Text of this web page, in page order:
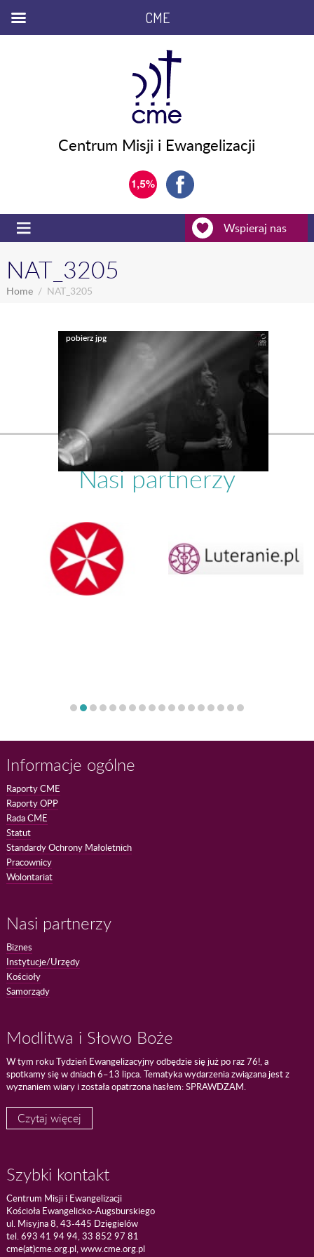
Centrum Misji i Ewangelizacji
Wspieraj nas
NAT_3205
Home NAT_3205
Nasi partnerzy
Informacje ogólne
Raporty CME
Raporty OPP
Rada CME
Statut
Standardy Ochrony Małoletnich
Pracownicy
Wolontariat
Nasi partnerzy
Biznes
Instytucje/Urzędy
Kościoły
Samorządy
Modlitwa i Słowo Boże
W tym roku Tydzień Ewangelizacyjny odbędzie się już po raz 76!, a
spotkamy się w dniach 6–13 lipca. Tematyka wydarzenia związana jest z
wyznaniem wiary i została opatrzona hasłem: SPRAWDZAM.
Czytaj więcej
Szybki kontakt
Centrum Misji i Ewangelizacji
Kościoła Ewangelicko-Augsburskiego
ul. Misyjna 8, 43-445 Dzięgielów
tel. 693 41 94 94, 33 852 97 81
cme(at)cme.org.pl, www.cme.org.pl
CME